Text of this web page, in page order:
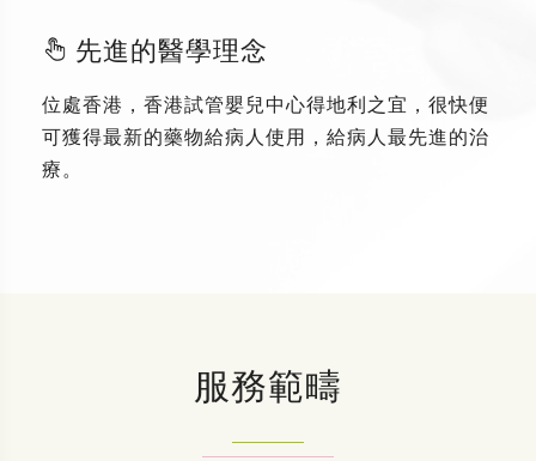
先進的醫學理念
位處香港，香港試管嬰兒中心得地利之宜，很快便
可獲得最新的藥物給病人使用，給病人最先進的治
療。
服務範疇